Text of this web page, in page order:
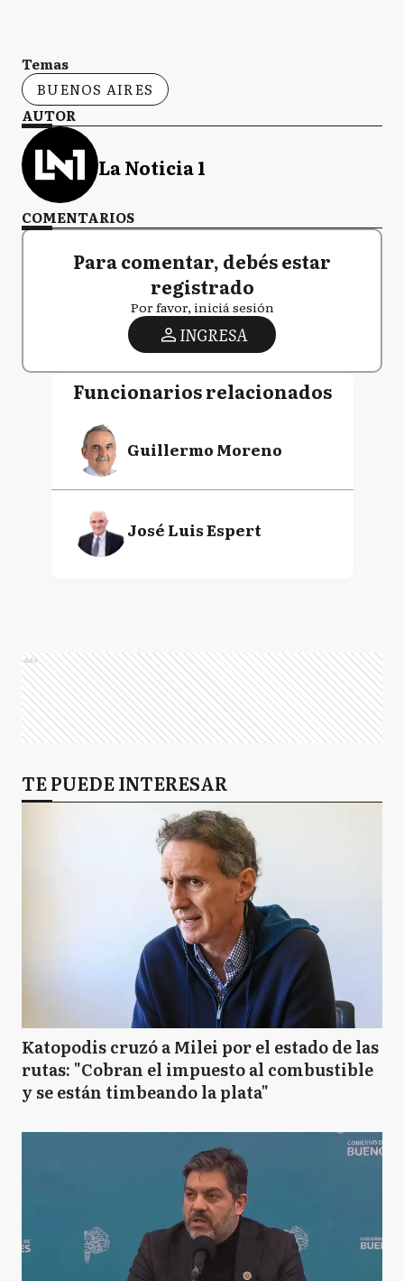
Temas
BUENOS AIRES
AUTOR
La Noticia 1
COMENTARIOS
Para comentar, debés estar
registrado
Por favor, iniciá sesión
INGRESA
Funcionarios relacionados
Guillermo Moreno
José Luis Espert
Ads
TE PUEDE INTERESAR
Katopodis cruzó a Milei por el estado de las
rutas: "Cobran el impuesto al combustible
y se están timbeando la plata"